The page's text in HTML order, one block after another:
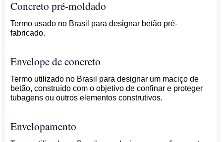
Concreto pré-moldado
Termo usado no Brasil para designar betão pré-
fabricado.
Envelope de concreto
Termo utilizado no Brasil para designar um maciço de
betão, construído com o objetivo de confinar e proteger
tubagens ou outros elementos construtivos.
Envelopamento